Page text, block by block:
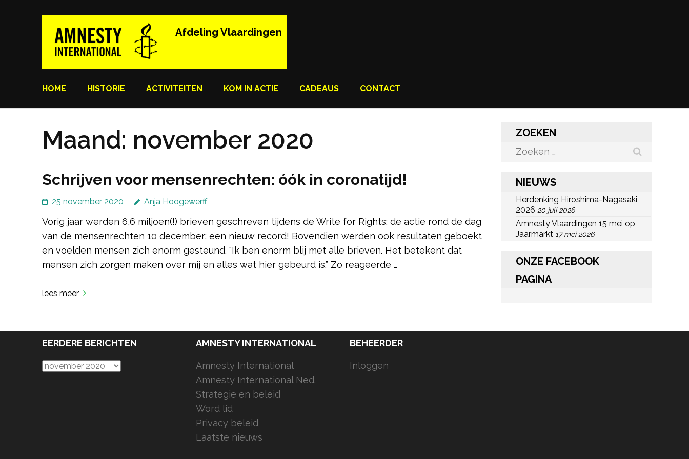
Afdeling Vlaardingen
HOME HISTORIE ACTIVITEITEN KOM IN ACTIE CADEAUS CONTACT
Maand: november 2020
Schrijven voor mensenrechten: óók in coronatijd!
25 november 2020 Anja Hoogewerff
Vorig jaar werden 6,6 miljoen(!) brieven geschreven tijdens de Write for Rights: de actie rond de dag
van de mensenrechten 10 december: een nieuw record! Bovendien werden ook resultaten geboekt
en voelden mensen zich enorm gesteund. “Ik ben enorm blij met alle brieven. Het betekent dat
mensen zich zorgen maken over mij en alles wat hier gebeurd is.” Zo reageerde …
lees meer
ZOEKEN
Zoeken
NIEUWS
Herdenking Hiroshima-Nagasaki
2026 20 juli 2026
Amnesty Vlaardingen 15 mei op
Jaarmarkt 17 mei 2026
ONZE FACEBOOK
PAGINA
EERDERE BERICHTEN
Eerdere
AMNESTY INTERNATIONAL
Amnesty International
Amnesty International Ned.
Strategie en beleid
Word lid
Privacy beleid
Laatste nieuws
BEHEERDER
Inloggen